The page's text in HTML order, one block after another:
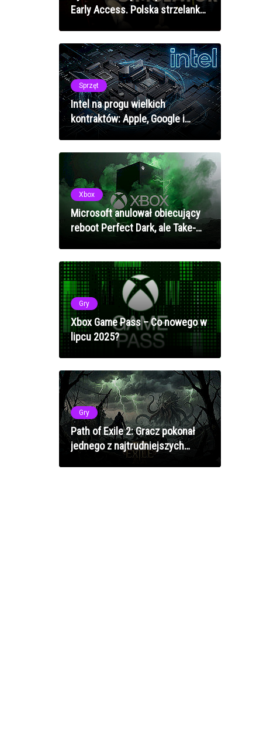
Early Access. Polska strzelanka
Sprzęt
Intel na progu wielkich
kontraktów: Apple, Google i
Nvidia w grze o chipy
Xbox
Microsoft anulował obiecujący
reboot Perfect Dark, ale Take-
Gry
Xbox Game Pass – Co nowego w
lipcu 2025?
Gry
Path of Exile 2: Gracz pokonał
jednego z najtrudniejszych
bossów bez żadnego ekwipunku